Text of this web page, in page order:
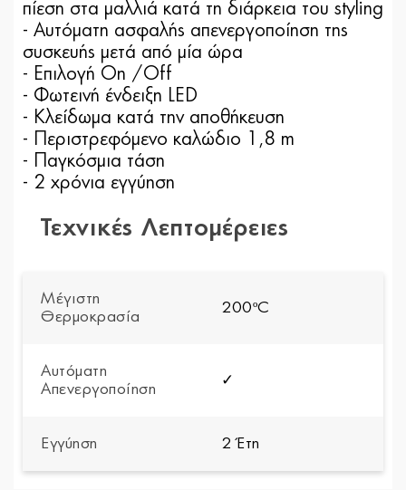
πίεση στα μαλλιά κατά τη διάρκεια του styling
- Αυτόματη ασφαλής απενεργοποίηση της
συσκευής μετά από μία ώρα
- Επιλογή On /Off
- Φωτεινή ένδειξη LED
- Κλείδωμα κατά την αποθήκευση
- Περιστρεφόμενο καλώδιο 1,8 m
- Παγκόσμια τάση
- 2 χρόνια εγγύηση
Τεχνικές Λεπτομέρειες
Μέγιστη
Θερμοκρασία
200ºC
Αυτόματη
Απενεργοποίηση
✓
Εγγύηση 2 Έτη